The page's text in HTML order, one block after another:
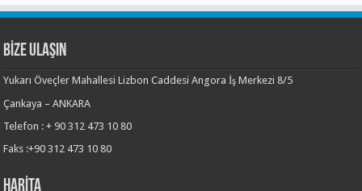
BİZE ULAŞIN
Yukarı Öveçler Mahallesi Lizbon Caddesi Angora İş Merkezi 8/5
Çankaya – ANKARA
Telefon : + 90 312 473 10 80
Faks :+90 312 473 10 80
HARİTA